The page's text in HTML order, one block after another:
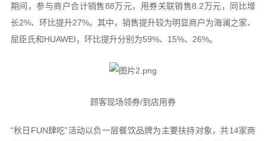
期间，参与商户合计销售88万元，用券关联销售8.2万元，同比增
长2%、环比提升27%。其中，销售提升较为明显商户为海澜之家、
屈臣氏和HUAWEI，环比提升分别为59%、15%、26%。
顾客现场领券/到店用券
“秋日FUN肆吃”活动以负一层餐饮品牌为主要扶持对象，共14家商